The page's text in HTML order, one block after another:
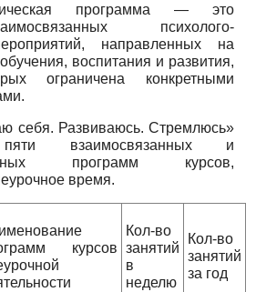
программа — это
психолого-
направленных на
воспитания и развития,
ограничена конкретными
себя. Развиваюсь. Стремлюсь»
взаимосвязанных и
программ курсов,
время.
курсов
Кол-во
занятий
в
неделю
Кол-во
занятий
за год